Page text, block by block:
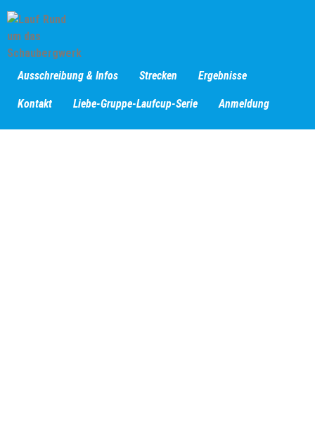
Ausschreibung & Infos Strecken Ergebnisse
Kontakt Liebe-Gruppe-Laufcup-Serie Anmeldung